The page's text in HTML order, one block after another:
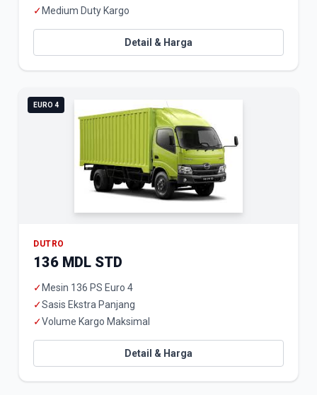
✓ Medium Duty Kargo
Detail & Harga
EURO 4
DUTRO
136 MDL STD
✓ Mesin 136 PS Euro 4
✓Sasis Ekstra Panjang
✓Volume Kargo Maksimal
Detail & Harga